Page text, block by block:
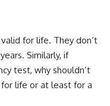
for life. They don’t
Similarly, if
test, why shouldn’t
life or at least for a